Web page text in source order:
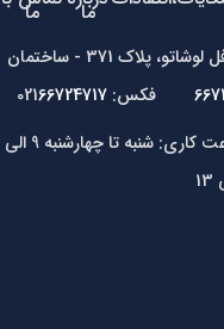
ما ما
آدرس: تهران، خیابان حافظ، بعد از تقاطع نوفل لوشاتو، پلاک 371 - ساختمان
فکس: 021 66724717
پست الکترونیک: Info @ Ertebat.Co ساعت کاری: شنبه تا چهارشنبه 9 الی